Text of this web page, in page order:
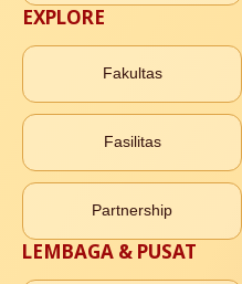
EXPLORE
Fakultas
Fasilitas
Partnership
LEMBAGA & PUSAT